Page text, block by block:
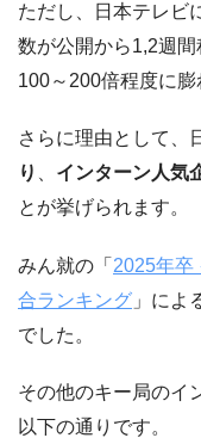
ただし、日本テレビ
数が公開から1,2週
100～200倍程度に膨
さらに理由として、
り
インターン人気
とが挙げられます。
みん就の「 2025年
合ランキング 」によ
でした。
その他のキー局のイ
以下の通りです。